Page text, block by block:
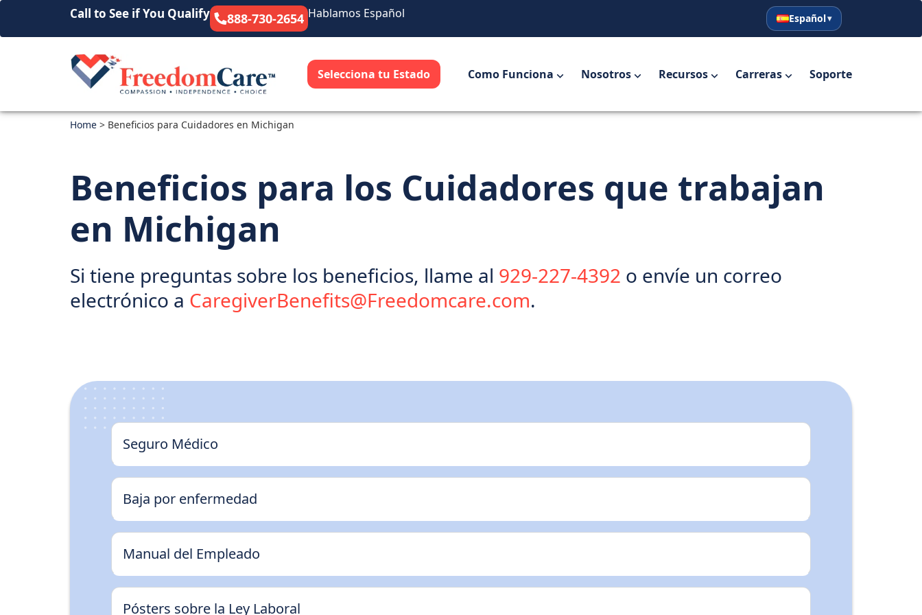
Call to See if You Qualify 888-730-2654 Hablamos Español
English
Español
Español
Selecciona tu Estado Como Funciona Nosotros Recursos Carreras Soporte
Home > Beneficios para Cuidadores en Michigan
Beneficios para los Cuidadores que trabajan
en Michigan
Si tiene preguntas sobre los beneficios, llame al 929-227-4392 o envíe un correo
electrónico a CaregiverBenefits@Freedomcare.com.
Seguro Médico
Baja por enfermedad
Manual del Empleado
Pósters sobre la Ley Laboral